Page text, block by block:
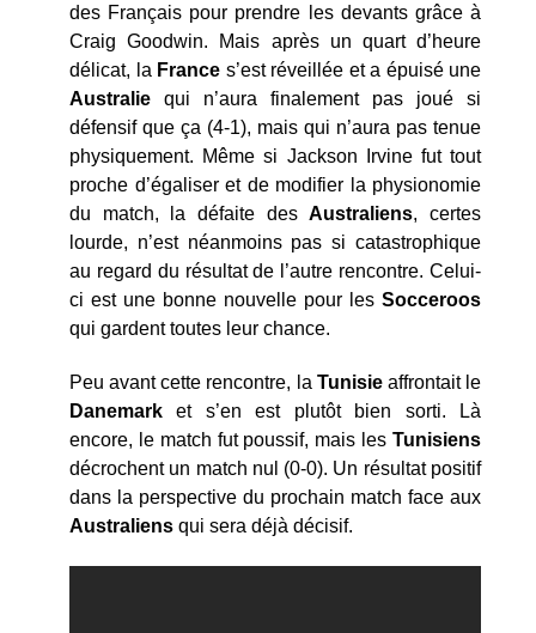
des Français pour prendre les devants grâce à
Craig Goodwin. Mais après un quart d’heure
délicat, la France s’est réveillée et a épuisé une
Australie qui n’aura finalement pas joué si
défensif que ça (4-1), mais qui n’aura pas tenue
physiquement. Même si Jackson Irvine fut tout
proche d’égaliser et de modifier la physionomie
du match, la défaite desAustraliens, certes
lourde, n’est néanmoins pas si catastrophique
au regard du résultat de l’autre rencontre. Celui-
ci est une bonne nouvelle pour les Socceroos
qui gardent toutes leur chance.
Peu avant cette rencontre, la Tunisieaffrontait le
Danemark et s’en est plutôt bien sorti. Là
encore, le match fut poussif, mais les Tunisiens
décrochent un match nul (0-0). Un résultat positif
dans la perspective du prochain match face aux
Australiens qui sera déjà décisif.